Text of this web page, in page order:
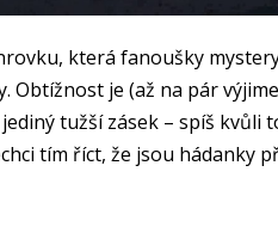
která fanoušky
Obtížnost je (až na pár
tužší zásek – spíš kvůli
tím říct, že jsou hádanky